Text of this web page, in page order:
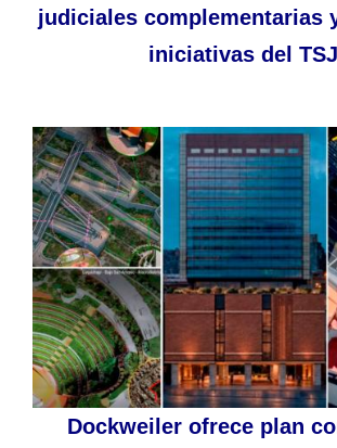
judiciales complementarias
iniciativas del TSJ
Dockweiler ofrece plan